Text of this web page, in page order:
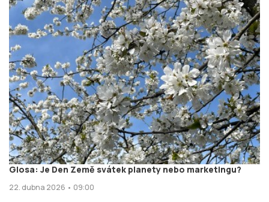
Glosa: Je Den Země svátek planety nebo marketingu?
22. dubna 2026 • 09:00